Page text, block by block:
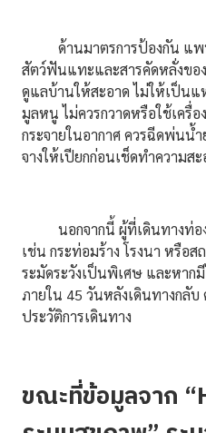
ด้านมาตรการป้องกัน แพท
สัตว์ฟันแทะและสารคัดหลั่งขอ
ดูแลบ้านให้สะอาด ไม่ให้เป็น
มูลหนู ไม่ควรกวาดหรือใช้เครื่
กระจายในอากาศ ควรฉีดพ่นน้
จางให้เปียกก่อนเช็ดทำความสะ
นอกจากนี้ ผู้ที่เดินทางท่อง
เช่น กระท่อมร้าง โรงนา หรือ
ระมัดระวังเป็นพิเศษ และหาก
ภายใน 45 วันหลังเดินทางกลั
ประวัติการเดินทาง
ขณะที่ข้อมูลจาก